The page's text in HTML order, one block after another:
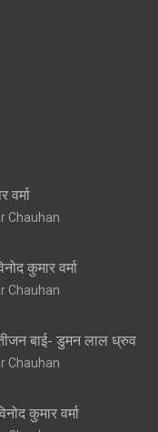
Chauhan
कुमार वर्मा
Chauhan
बाई- डुमन लाल ध्रुव
Chauhan
कुमार वर्मा